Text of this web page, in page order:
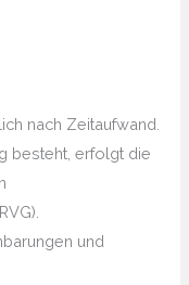
nach Zeitaufwand.
besteht, erfolgt die
und